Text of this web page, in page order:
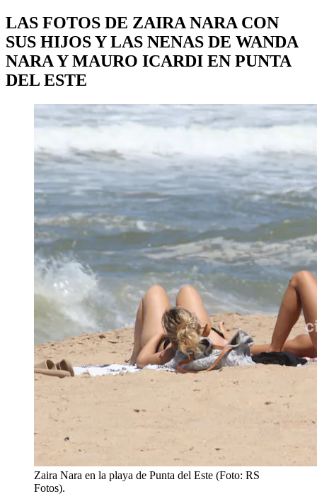
LAS FOTOS DE ZAIRA NARA CON
SUS HIJOS Y LAS NENAS DE WANDA
NARA Y MAURO ICARDI EN PUNTA
DEL ESTE
Zaira Nara en la playa de Punta del Este (Foto: RS
Fotos).